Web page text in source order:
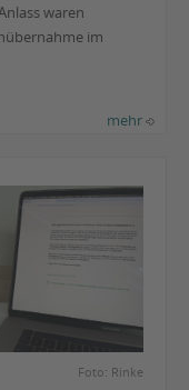
waren
im
mehr
Foto: Rinke